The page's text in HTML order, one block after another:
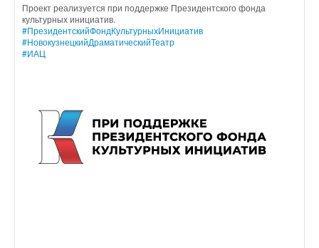
Проект реализуется при поддержке Президентского фонда
культурных инициатив.
#ПрезидентскийФондКультурныхИнициатив
#НовокузнецкийДраматическийТеатр
#ИАЦ